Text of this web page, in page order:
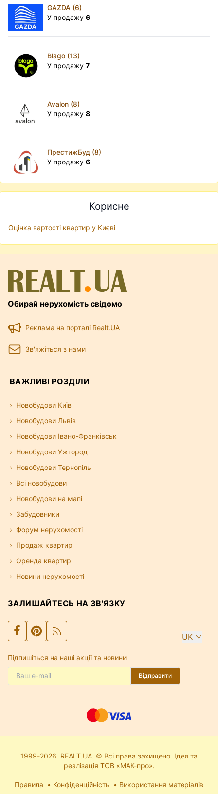
GAZDA (6)
У продажу 6
Blago (13)
У продажу 7
Avalon (8)
У продажу 8
ПрестижБуд (8)
У продажу 6
Корисне
Оцінка вартості квартир у Києві
Обирай нерухомість свідомо
Реклама на порталі Realt.UA
Зв'яжіться з нами
ВАЖЛИВІ РОЗДІЛИ
Новобудови Київ
Новобудови Львів
Новобудови Івано-Франківськ
Новобудови Ужгород
Новобудови Тернопіль
Всі новобудови
Новобудови на мапі
Забудовники
Форум нерухомості
Продаж квартир
Оренда квартир
Новини нерухомості
ЗАЛИШАЙТЕСЬ НА ЗВ'ЯЗКУ
UK
Підпишіться на наші акції та новини
Відправити
1999-2026. REALT.UA. © Всі права захищено. Ідея та
реалізація ТОВ «МАК-про».
Правила Конфіденційність Використання матеріалів